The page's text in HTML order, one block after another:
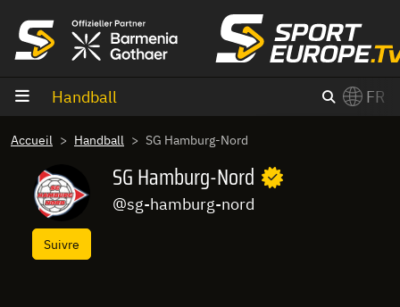
Handball FR
Accueil Handball SG Hamburg-Nord
Suivre
SG Hamburg-Nord
@sg-hamburg-nord